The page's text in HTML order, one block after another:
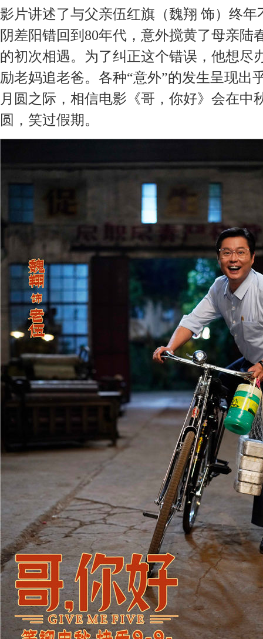
影片讲述了与父亲伍红旗（魏翔 饰）终年
阴差阳错回到 80年代，意外搅黄了母亲陆
的初次相遇。为了纠正这个错误，他想尽
励老妈追老爸。各种“意外”的发生呈现出
月圆之际， 相信电影《哥，你好》 会在中
圆， 笑过假期。